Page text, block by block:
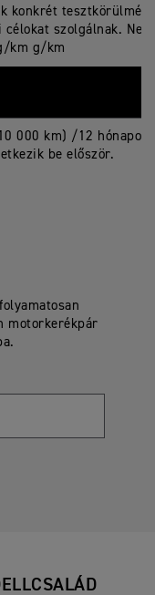
konkrét
célokat szolgálnak.
km g/km
000 km) /12
be először.
motorkerékpár